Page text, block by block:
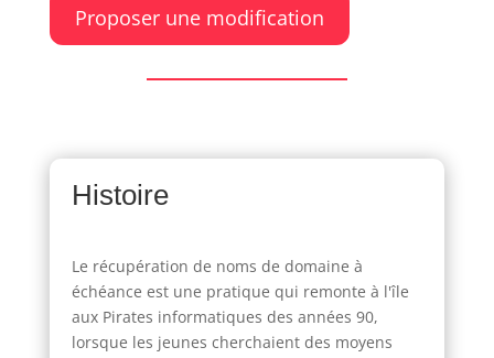
Proposer une modification
Histoire
Le récupération de noms de domaine à
échéance est une pratique qui remonte à l'île
aux Pirates informatiques des années 90,
lorsque les jeunes cherchaient des moyens